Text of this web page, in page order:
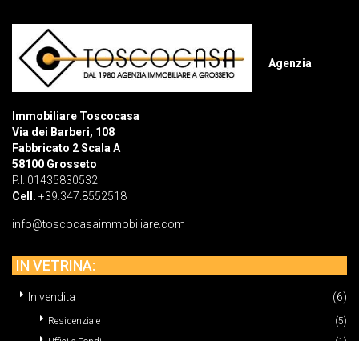
Agenzia
Immobiliare Toscocasa
Via dei Barberi, 108
Fabbricato 2 Scala A
58100 Grosseto
P.I. 01435830532
Cell. +39.347.8552518
info@toscocasaimmobiliare.com
IN VETRINA:
In vendita
Residenziale
(5)
(6)